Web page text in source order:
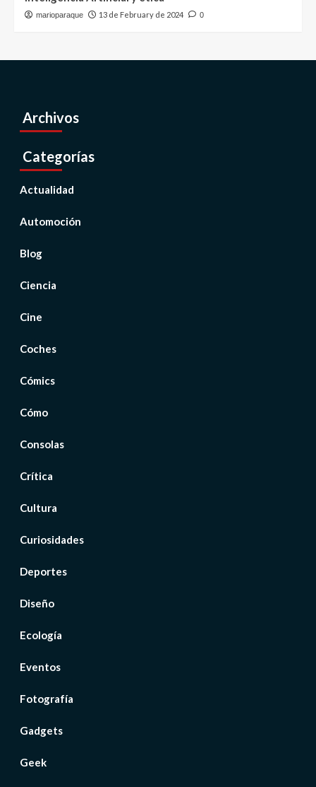
marioparaque 13 de February de 2024 0
Archivos
Categorías
Actualidad
Automoción
Blog
Ciencia
Cine
Coches
Cómics
Cómo
Consolas
Crítica
Cultura
Curiosidades
Deportes
Diseño
Ecología
Eventos
Fotografía
Gadgets
Geek